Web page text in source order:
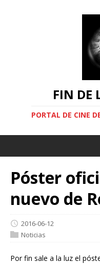
FIN DE
PORTAL DE CINE
Póster
nuevo de
2016-06-12
Noticias
Por fin sale a la luz el